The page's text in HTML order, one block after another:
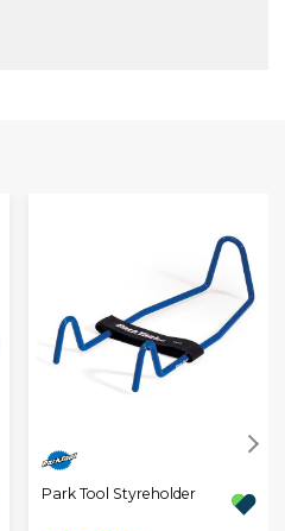
Park Tool Styreholder